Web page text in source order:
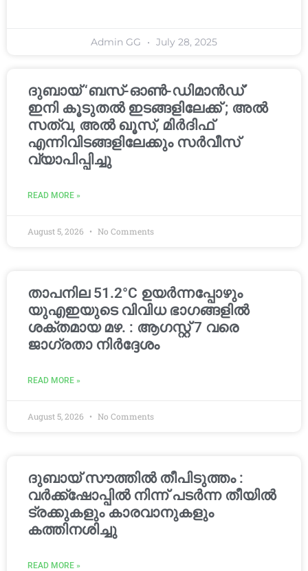
Admin GG July 28, 2025
ദുബായ് ‘ബസ്-ഓൺ-ഡിമാൻഡ്’
ഇനി കൂടുതൽ ഇടങ്ങളിലേക്ക് ; അൽ
സത്വ, അൽ ഖൂസ്, മിർദിഫ്
എന്നിവിടങ്ങളിലേക്കും സർവീസ്
വ്യാപിപ്പിച്ചു
READ MORE »
August 5, 2026 No Comments
താപനില 51.2°C ഉയർന്നപ്പോഴും
യുഎഇയുടെ വിവിധ ഭാഗങ്ങളിൽ
ശക്തമായ മഴ. : ആഗസ്റ്റ് 7 വരെ
ജാഗ്രതാ നിർദ്ദേശം
READ MORE »
August 5, 2026 No Comments
ദുബായ് സൗത്തിൽ തീപിടുത്തം :
വർക്ക്‌ഷോപ്പിൽ നിന്ന് പടർന്ന തീയിൽ
ട്രക്കുകളും കാരവാനുകളും
കത്തിനശിച്ചു
READ MORE »